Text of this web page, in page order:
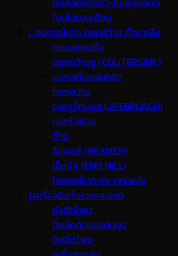
ใบเลื่อยวงเดือน
I. อุปกรณ์เจาะ ดอกสว่าน ต๊าป กลึง
กระบอกคอริ่ง
ดอกคว้านรู (COUTERSINK)
ดอกสกัดคอนกรีต
ดอกสว่าน
ดอกเจ็ทบอส (JETBROACH)
ดอกไขควง
ต๊าป
รีมเมอร์ (REAMER)
เอ็นมิล (END MILL)
โฮลซอร์เจาะปูน เจาะผนัง
j.เครื่องมือทำความสะอาด
ถังฉีดโฟม
ปั้มอัดฉีดแรงดันสูง
ปืนฉีดโฟม